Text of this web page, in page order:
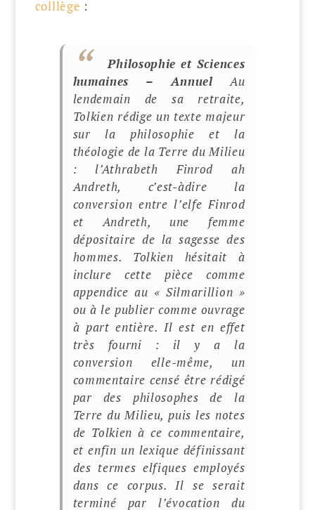
colllège :
Philosophie et Sciences
humaines – Annuel
Au
lendemain de sa retraite,
Tolkien rédige un texte majeur
sur la philosophie et la
théologie de la Terre du Milieu
: l’Athrabeth Finrod ah
Andreth, c’est-àdire la
conversion entre l’elfe Finrod
et Andreth, une femme
dépositaire de la sagesse des
hommes.
Tolkien hésitait à
inclure cette pièce comme
appendice au « Silmarillion »
ou à le publier comme ouvrage
à part entière. Il est en effet
très fourni : il y a la
conversion elle-même, un
commentaire censé être rédigé
par des philosophes de la
Terre du Milieu, puis les notes
de Tolkien à ce commentaire,
et enfin un lexique définissant
des termes elfiques employés
dans ce corpus. Il se serait
terminé par l’évocation du